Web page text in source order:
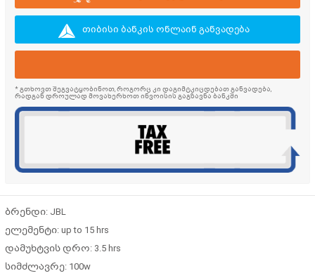
თიბისი ბანკის ონლაინ განვადება
* გთხოვთ შეგვატყობინოთ, როგორც კი დაგიმტკიცდებათ განვადება,
რადგან დროულად მოვახერხოთ ინვოისის გაგზავნა ბანკში
ბრენდი: JBL
ელემენტი: up to 15 hrs
დამუხტვის დრო: 3.5 hrs
სიმძლავრე: 100w